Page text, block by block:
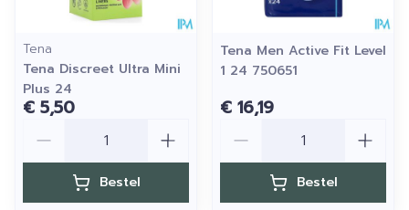
Tena
Tena Discreet Ultra Mini
Plus 24
€ 5,50
Bestel
Tena Men Active Fit Level
1 24 750651
€ 16,19
Bestel